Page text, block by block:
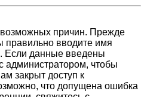
возможных причин. Прежде
правильно вводите имя
Если данные введены
администратором, чтобы
закрыт доступ к
что допущена ошибка